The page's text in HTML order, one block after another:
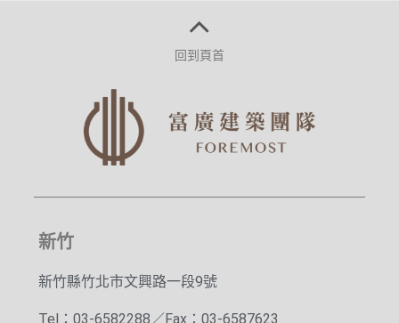
回到頁首
新竹
新竹縣竹北市文興路一段9號
Tel：03-6582288／Fax：03-6587623